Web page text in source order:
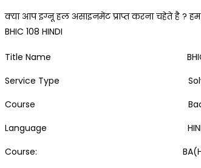
क्या आप इग्नू हल असाइनमेंट प्राप्त करना चहेते है ?
BHIC 108 HINDI
Title Name BHIC 108 Hindi
Service Type Solved
Course Bachelor’s Degree
Language HINDI
Course: